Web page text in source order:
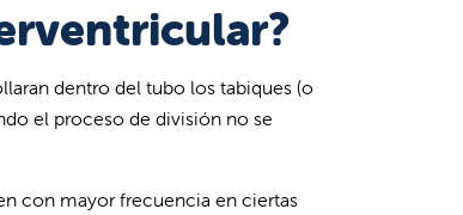
dentro del tubo los tabiques (o
el proceso de división no se
con mayor frecuencia en ciertas